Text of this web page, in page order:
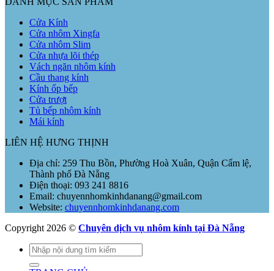
Cửa Kính
Cửa nhôm Xingfa
Cửa nhôm Slim
Cửa nhựa lõi thép
Vách ngăn nhôm kính
Cầu thang kính
Kính ốp bếp
Cửa trượt
Tủ bếp nhôm kính
Mái kính
LIÊN HỆ HƯNG THỊNH
Địa chỉ: 259 Thu Bồn, Phường Hoà Xuân, Quận Cẩm lệ,
Thành phố Đà Nẵng
Điện thoại: 093 241 8816
Email: chuyennhomkinhdanang@gmail.com
Website: chuyennhomkinhdanang.com
Copyright 2026 © Chuyên dịch vụ nhôm kính tại Đà Nẵng
Tìm
kiếm: